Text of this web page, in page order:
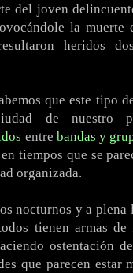
del joven
la muerte
heridos
que este tipo
de nuestro
entre bandas y
tiempos que se
organizada.
nocturnos y a plena
tienen armas
ostentación
que parecen estar